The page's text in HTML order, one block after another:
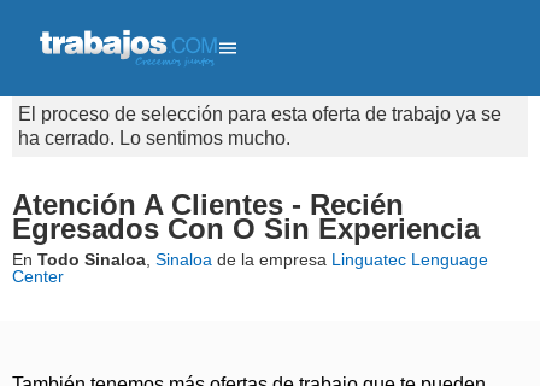
El proceso de selección para esta oferta de trabajo ya se
ha cerrado. Lo sentimos mucho.
Atención A Clientes - Recién
Egresados Con O Sin Experiencia
En Todo Sinaloa Sinaloa de la empresa Linguatec Lenguage
Center